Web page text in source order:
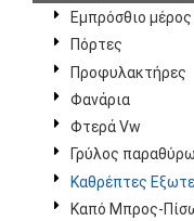
Εμπρόσθιο
Πόρτες
Προφυλακτήρες
Φανάρια
Φτερά Vw
Γρύλος
Καθρέπτες
Καπό Μπρος-